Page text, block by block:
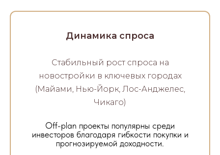
Динамика спроса
Стабильный рост спроса на
новостройки в ключевых городах
(Майами, Нью-Йорк, Лос-Анджелес,
Чикаго)
Off-plan проекты популярны среди
инвесторов благодаря гибкости покупки и
прогнозируемой доходности.